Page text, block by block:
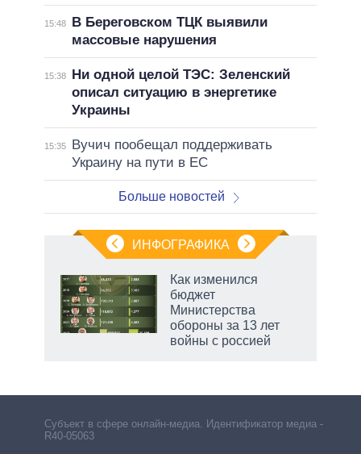
15:48
В Береговском ТЦК выявили
массовые нарушения
15:38
Ни одной целой ТЭС: Зеленский
описал ситуацию в энергетике
Украины
15:35
Вучич пообещал поддерживать
Украину на пути в ЕС
Больше новостей
ИНФОГРАФИКА
Как изменился
бюджет
Министерства
обороны за 13 лет
войны с россией
Субъект в сфере онлайн-медиа. Идентификатор медиа –
R40-05063